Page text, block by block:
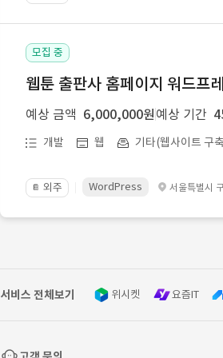
모집 중
웹툰 출판사 홈페이지 워드프
예상 금액 6,000,000원 예상 기간
개발 웹 기타(웹사이트 구
📔 외주 WordPress 서울특별시
서비스 전체보기 위시켓 요즘IT